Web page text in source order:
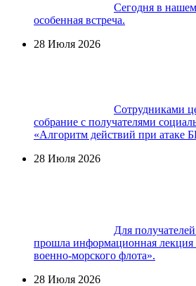
Сегодня в
особенная встреча.
28 Июля 2026
Сотрудниками
собрание с получателями
«Алгоритм действий при атаке
28 Июля 2026
Для
прошла информационная лекция
военно-морского флота».
28 Июля 2026